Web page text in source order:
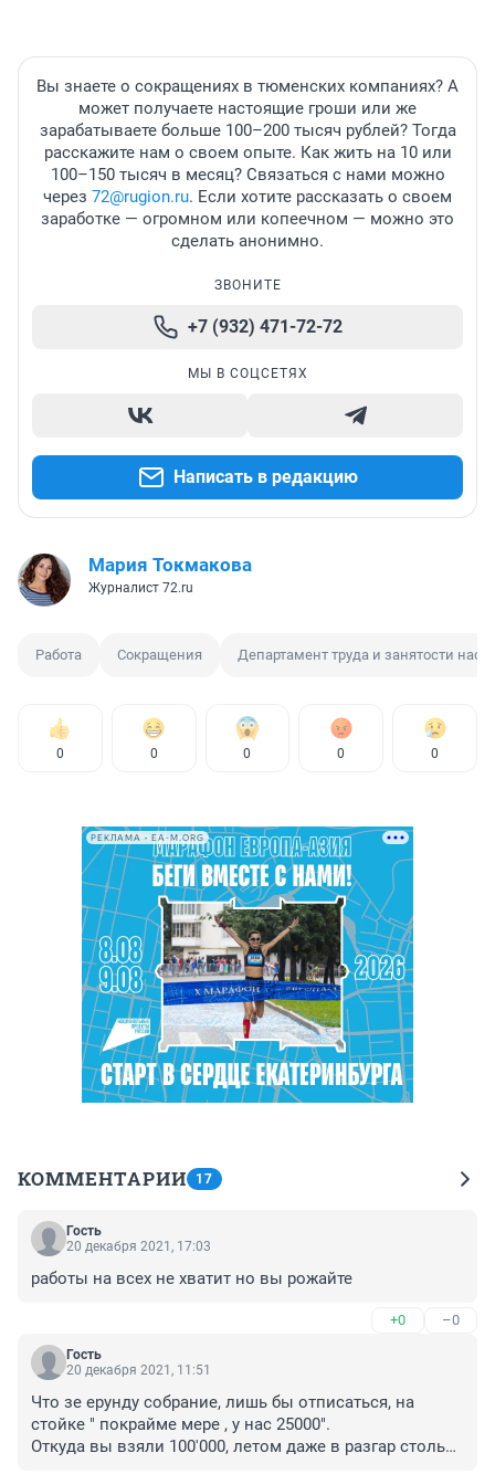
Вы знаете о сокращениях в тюменских компаниях? А
может получаете настоящие гроши или же
зарабатываете больше 100–200 тысяч рублей? Тогда
расскажите нам о своем опыте. Как жить на 10 или
100–150 тысяч в месяц? Связаться с нами можно
через 72@rugion.ru. Если хотите рассказать о своем
заработке — огромном или копеечном — можно это
сделать анонимно.
ЗВОНИТЕ
+7 (932) 471-72-72
МЫ В СОЦСЕТЯХ
Написать в редакцию
Мария Токмакова
Журналист 72.ru
Работа Сокращения Департамент труда и занятости
0 0 0 0 0
РЕКЛАМА • EA-M.ORG
КОММЕНТАРИИ 17
Гость
20 декабря 2021, 17:03
работы на всех не хватит но вы рожайте
+0 –0
Гость
20 декабря 2021, 11:51
Что зе ерунду собрание, лишь бы отписаться, на
стойке " покрайме мере , у нас 25000".
Откуда вы взяли 100'000, летом даже в разгар столько